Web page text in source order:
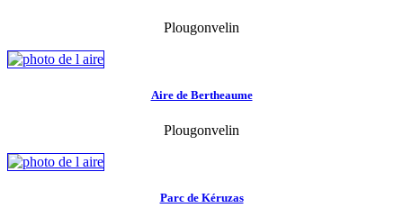
Plougonvelin
Aire de Bertheaume
Plougonvelin
Parc de Kéruzas